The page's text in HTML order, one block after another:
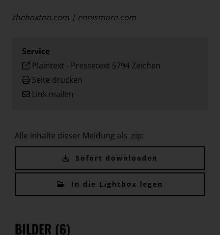
thehoxton.com | ennismore.com
Service
Plaintext - Pressetext 5794 Zeichen
Seite drucken
Link mailen
Alle Inhalte dieser Meldung als .zip:
Sofort downloaden
In die Lightbox legen
BILDER (6)